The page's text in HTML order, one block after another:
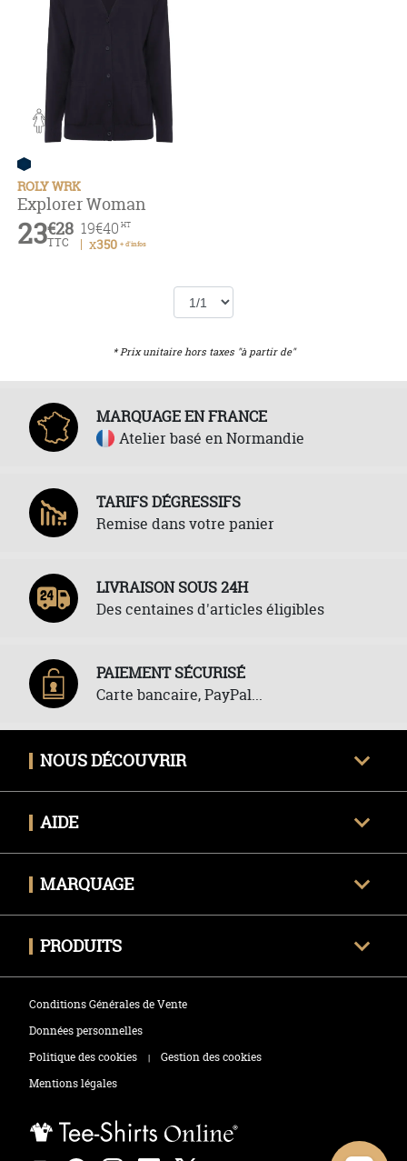
ROLY WRK
Explorer Woman
19€40 HT
x350 + d'infos
23€28
TTC
* Prix unitaire hors taxes "à partir de"
MARQUAGE EN FRANCE
Atelier basé en Normandie
TARIFS DÉGRESSIFS
Remise dans votre panier
LIVRAISON SOUS 24H
Des centaines d'articles éligibles
PAIEMENT SÉCURISÉ
Carte bancaire, PayPal...
NOUS DÉCOUVRIR
Nous contacter
AIDE
Politique des retours
MARQUAGE
Zones de marquage
PRODUITS
Polos
Sweats
Conditions Générales de Vente
Données personnelles
Politique des cookies
|
Gestion des cookies
Mentions légales